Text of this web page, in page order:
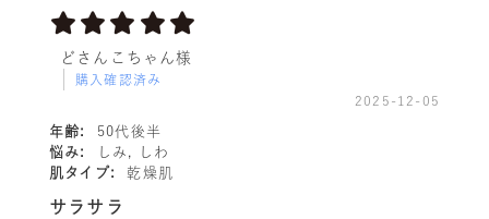
どさんこちゃん様
購入確認済み
2025-12-05
年齢:
50代後半
悩み:
しみ, しわ
肌タイプ:
乾燥肌
サラサラ